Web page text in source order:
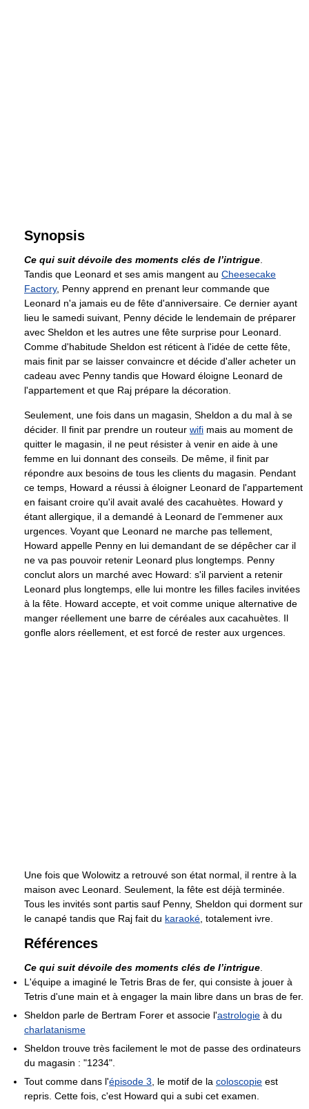
Synopsis
Ce qui suit dévoile des moments clés de l’intrigue
Tandis que Leonard et ses amis mangent au Cheesecake
Factory, Penny apprend en prenant leur commande que
Leonard n'a jamais eu de fête d'anniversaire. Ce dernier ayant
lieu le samedi suivant, Penny décide le lendemain de préparer
avec Sheldon et les autres une fête surprise pour Leonard.
Comme d'habitude Sheldon est réticent à l'idée de cette fête,
mais finit par se laisser convaincre et décide d'aller acheter un
cadeau avec Penny tandis que Howard éloigne Leonard de
l'appartement et que Raj prépare la décoration.
Seulement, une fois dans un magasin, Sheldon a du mal à se
décider. Il finit par prendre un routeur wifi mais au moment de
quitter le magasin, il ne peut résister à venir en aide à une
femme en lui donnant des conseils. De même, il finit par
répondre aux besoins de tous les clients du magasin. Pendant
ce temps, Howard a réussi à éloigner Leonard de l'appartement
en faisant croire qu'il avait avalé des cacahuètes. Howard y
étant allergique, il a demandé à Leonard de l'emmener aux
urgences. Voyant que Leonard ne marche pas tellement,
Howard appelle Penny en lui demandant de se dépêcher car il
ne va pas pouvoir retenir Leonard plus longtemps. Penny
conclut alors un marché avec Howard: s'il parvient a retenir
Leonard plus longtemps, elle lui montre les filles faciles invitées
à la fête. Howard accepte, et voit comme unique alternative de
manger réellement une barre de céréales aux cacahuètes. Il
gonfle alors réellement, et est forcé de rester aux urgences.
Une fois que Wolowitz a retrouvé son état normal, il rentre à la
maison avec Leonard. Seulement, la fête est déjà terminée.
Tous les invités sont partis sauf Penny, Sheldon qui dorment sur
le canapé tandis que Raj fait du karaoké , totalement ivre.
Références
Ce qui suit dévoile des moments clés de l’intrigue
L'équipe a imaginé le Tetris Bras de fer, qui consiste à jouer à
Tetris d'une main et à engager la main libre dans un bras de fer.
Sheldon parle de Bertram Forer et associe l'astrologie à du
charlatanisme
Sheldon trouve très facilement le mot de passe des ordinateurs
du magasin : "1234".
Tout comme dans l'épisode 3 , le motif de la coloscopie est
repris. Cette fois, c'est Howard qui a subi cet examen.